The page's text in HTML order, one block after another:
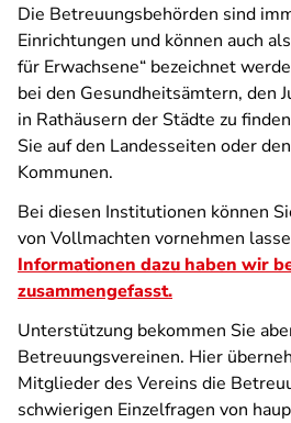
Die Betreuungsbehörden sind
Einrichtungen und können auch
für Erwachsene“ bezeichnet
bei den Gesundheitsämtern, den
in Rathäusern der Städte zu
Sie auf den Landesseiten oder
Kommunen.
Bei diesen Institutionen können
von Vollmachten vornehmen
Informationen dazu haben wir
zusammengefasst.
Unterstützung bekommen Sie
Betreuungsvereinen. Hier
Mitglieder des Vereins die
schwierigen Einzelfragen von